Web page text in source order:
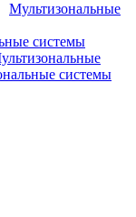
Мультизональные
системы
системы